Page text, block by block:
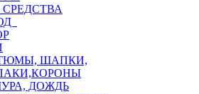
ШАПКИ,
ДОЖДЬ